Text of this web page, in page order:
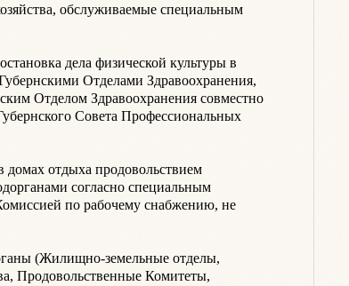
обслуживаемые специальным
дела физической культуры в
Отделами Здравоохранения,
Отделом Здравоохранения совместно
Совета Профессиональных
отдыха продовольствием
согласно специальным
по рабочему снабжению, не
(Жилищно-земельные отделы,
Продовольственные Комитеты,